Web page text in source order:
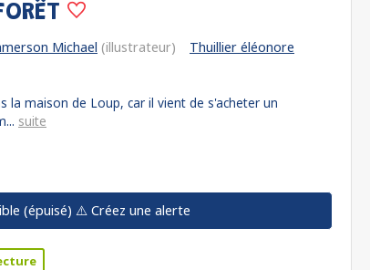
Michael (illustrateur)
Thuillier éléonore
la maison de Loup, car il vient de s'acheter un
suite
(épuisé) ⚠️ Créez une alerte